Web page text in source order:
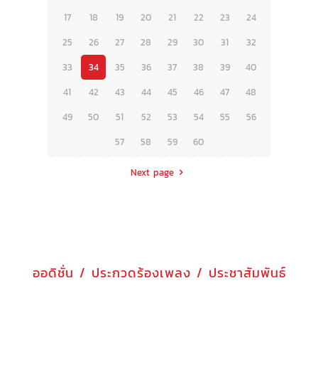
17
18 19 20 21 22 23
24
25
26 27 28 29 30 31
32
33
34 35 36 37 38 39
40
41
42 43 44 45 46 47
48
49
50 51 52 53 54 55
56
57
58 59 60
Next page
ออดิชั่น / ประกวดร้องเพลง / ประชาสัมพันธ์